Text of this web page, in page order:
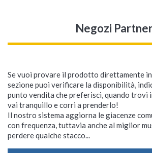
Negozi
Se vuoi provare il prodotto direttamente
sezione puoi verificare la disponibilità,
punto vendita che preferisci, quando trovi
vai tranquillo e corri a prenderlo!
Il nostro sistema aggiorna le giacenze
con frequenza, tuttavia anche al miglior
perdere qualche stacco...